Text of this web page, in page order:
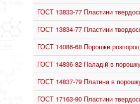
ГОСТ 13833-77 Пластини
ГОСТ 13834-77 Пластини
ГОСТ 14086-68 Порошки
ГОСТ 14836-82 Паладій в
ГОСТ 14837-79 Платина в
ГОСТ 17163-90 Пластини